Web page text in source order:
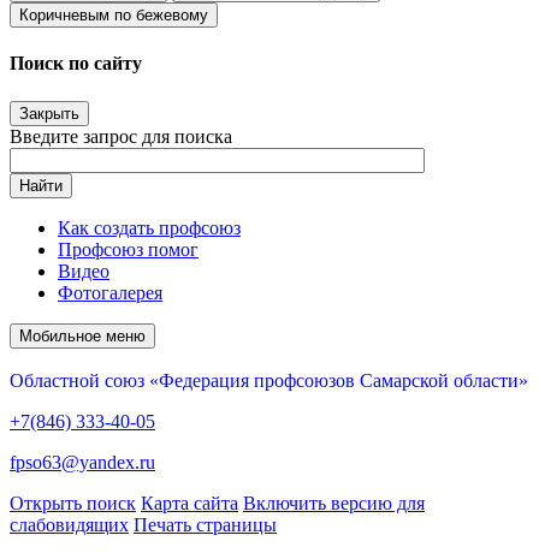
Коричневым по бежевому
Поиск по сайту
Закрыть
Введите запрос для поиска
Найти
Как создать профсоюз
Профсоюз помог
Видео
Фотогалерея
Мобильное меню
Областной союз «Федерация профсоюзов Самарской области»
+7(846) 333-40-05
fpso63@yandex.ru
Открыть поиск Карта сайта Включить версию для
слабовидящих Печать страницы